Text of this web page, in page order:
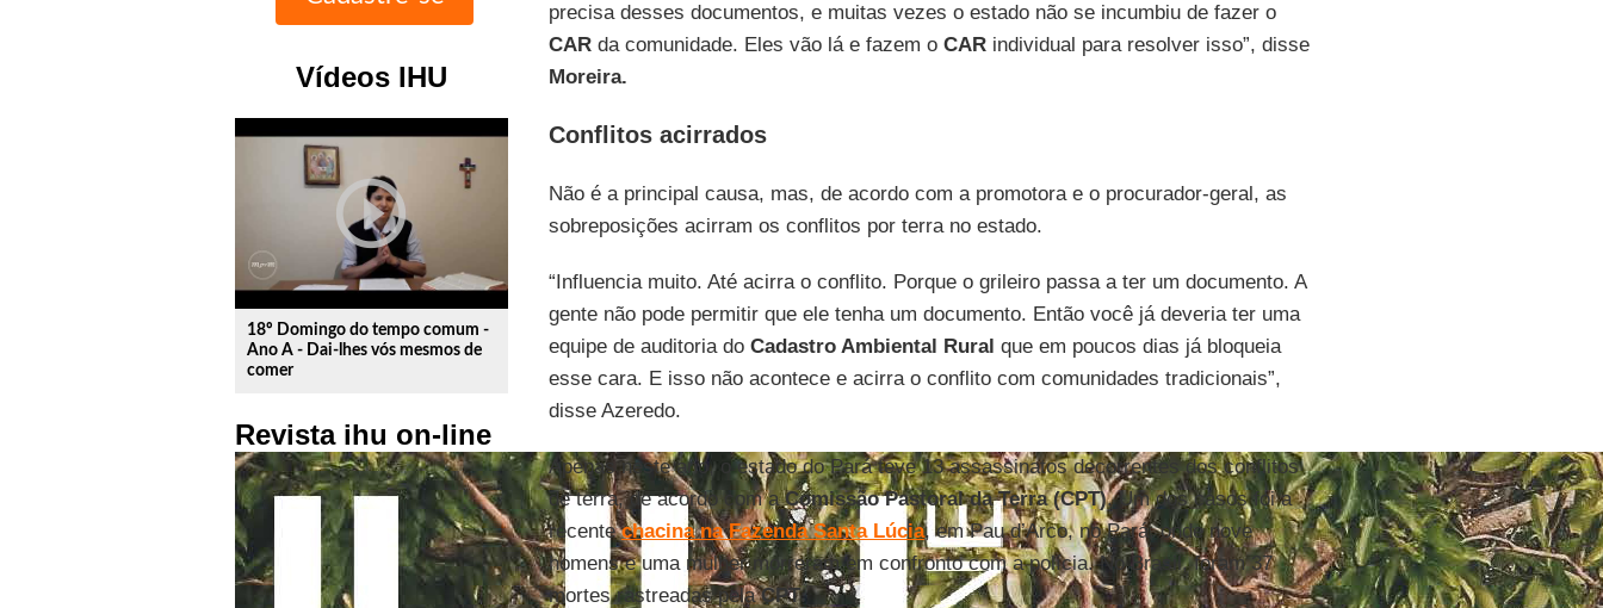
Vídeos IHU
play_circle_outline
18º Domingo do tempo comum -
Ano A - Dai-lhes vós mesmos de
comer
Revista ihu on-line
precisa desses documentos, e muitas vezes o estado não se incumbiu de fazer o
CARda comunidade. Eles vão lá e fazem o CARindividual para resolver isso”, disse
Moreira.
Conflitos acirrados
Não é a principal causa, mas, de acordo com a promotora e o procurador-geral, as
sobreposições acirram os conflitos por terra no estado.
“Influencia muito. Até acirra o conflito. Porque o grileiro passa a ter um documento. A
gente não pode permitir que ele tenha um documento. Então você já deveria ter uma
equipe de auditoria doCadastro Ambiental Rural que em poucos dias já bloqueia
esse cara. E isso não acontece e acirra o conflito com comunidades tradicionais”,
disse Azeredo.
Apenas neste ano, o estado do Pará teve 13 assassinatos decorrentes dos conflitos
de terra, de acordo com aComissão Pastoral da Terra (CPT). Um dos casos foi a
recentechacina na Fazenda Santa Lúcia, em Pau d’Arco, no Pará, onde nove
homens e uma mulher morreram em confronto com a polícia. No Brasil, foram 37
mortes rastreadas pelaCPT.